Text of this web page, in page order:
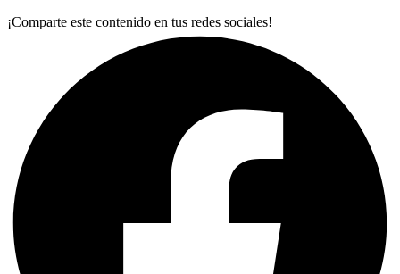
¡Comparte este contenido en tus redes sociales!